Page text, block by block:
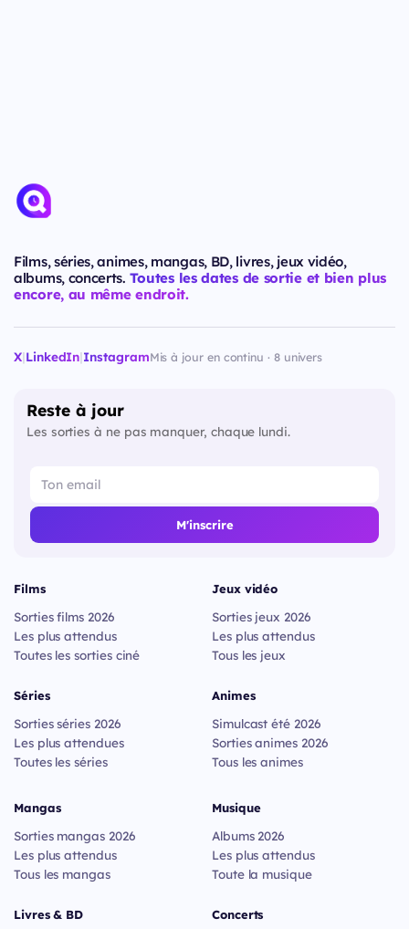
Films, séries, animes, mangas, BD, livres, jeux vidéo,
albums, concerts. Toutes les dates de sortie et bien plus
encore, au même endroit.
X|LinkedIn|InstagramMis à jour en continu · 8 univers
Reste à jour
Les sorties à ne pas manquer, chaque lundi.
M'inscrire
Films
Sorties films 2026
Les plus attendus
Toutes les sorties ciné
Séries
Sorties séries 2026
Les plus attendues
Toutes les séries
Jeux vidéo
Sorties jeux 2026
Les plus attendus
Tous les jeux
Animes
Simulcast été 2026
Sorties animes 2026
Tous les animes
Mangas
Sorties mangas 2026
Les plus attendus
Tous les mangas
Livres & BD
Musique
Albums 2026
Les plus attendus
Toute la musique
Concerts